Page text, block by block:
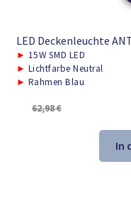
LED Deckenleuchte
► 15W SMD LED
► Lichtfarbe Neutral
► Rahmen Blau
62,98€
In